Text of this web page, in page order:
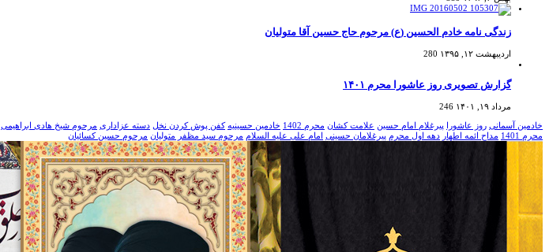
زندگی نامه خادم الحسین (ع) مرحوم حاج حسین آقا متولیان
اردیبهشت ۱۲, ۱۳۹۵ 280
گزارش تصویری روز عاشورا محرم ۱۴۰۱
مرداد ۱۹, ۱۴۰۱ 246
خادمین آسمانی روز عاشورا پیرغلام امام حسین علامت کشان محرم 1402 خادمین حسینیه کفن پوش کردن نخل دسته عزاداری مرحوم شیخ هادی ابراهیمی
محرم 1401
مداح ائمه اطهار دهه اول محرم پیرغلامان حسینی امام علی علیه السلام مرحوم سید مظفر متولیان مرحوم حسین کسائیان